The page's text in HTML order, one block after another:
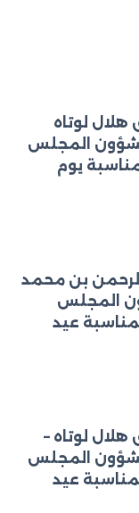
لوتاه
لشؤون المجلس
يوم
بن محمد
المجلس
عيد
لوتاه –
لشؤون المجلس
عيد